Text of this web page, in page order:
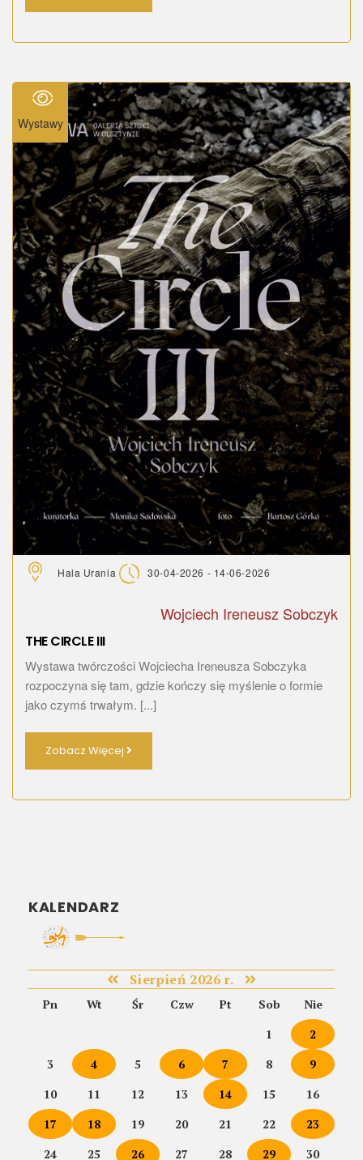
Wystawy
Hala Urania 30-04-2026 - 14-06-2026
Wojciech Ireneusz Sobczyk
THE CIRCLE III
Wystawa twórczości Wojciecha Ireneusza Sobczyka
rozpoczyna się tam, gdzie kończy się myślenie o formie
jako czymś trwałym. [...]
Zobacz Więcej
KALENDARZ
Sierpień 2026 r.
Pn Wt Śr Czw Pt Sob
Nie
1
2
3
4 5 6 7 8
9
10
11 12 13 14 15
16
17
18 19 20 21 22
23
24
25 26 27 28 29 30